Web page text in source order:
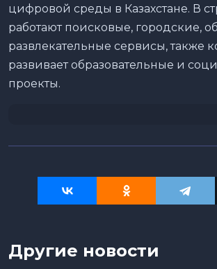
цифровой среды в Казахстане. В
работают поисковые, городские,
развлекательные сервисы, также
развивает образовательные и
проекты.
Другие новости